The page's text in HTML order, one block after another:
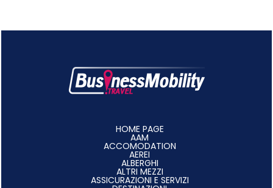
HOME PAGE
AAM
ACCOMODATION
AEREI
ALBERGHI
ALTRI MEZZI
ASSICURAZIONI E SERVIZI